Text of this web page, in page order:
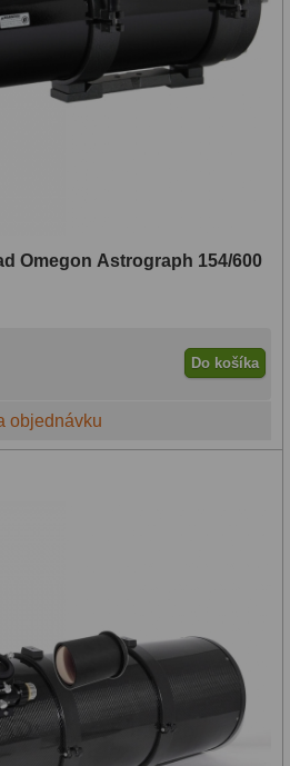
Omegon Astrograph 154/600
Do košíka
objednávku